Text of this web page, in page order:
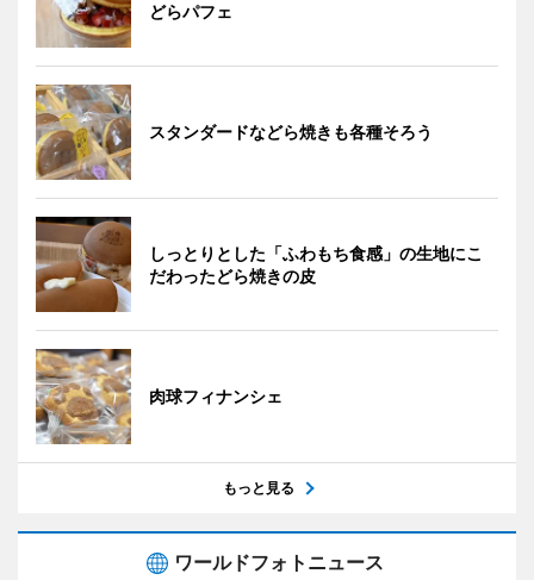
どらパフェ
スタンダードなどら焼きも各種そろう
しっとりとした「ふわもち食感」の生地にこ
だわったどら焼きの皮
肉球フィナンシェ
もっと見る
ワールドフォトニュース